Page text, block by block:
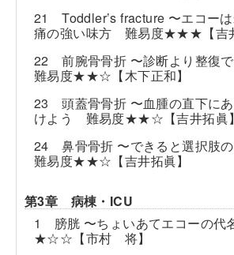
21 Toddler’s fracture 〜エコー
痛の強い味方 難易度★★★【吉井
22 前腕骨骨折 〜診断より整復
難易度★★☆【木下正和】
23 頭蓋骨骨折 〜血腫の直下に
けよう 難易度★★☆【吉井拓眞】
24 鼻骨骨折 〜できると選択肢
難易度★★☆【吉井拓眞】
第3章 病棟・ICU
1 膀胱 〜ちょいあてエコーの
★☆☆【市村 将】